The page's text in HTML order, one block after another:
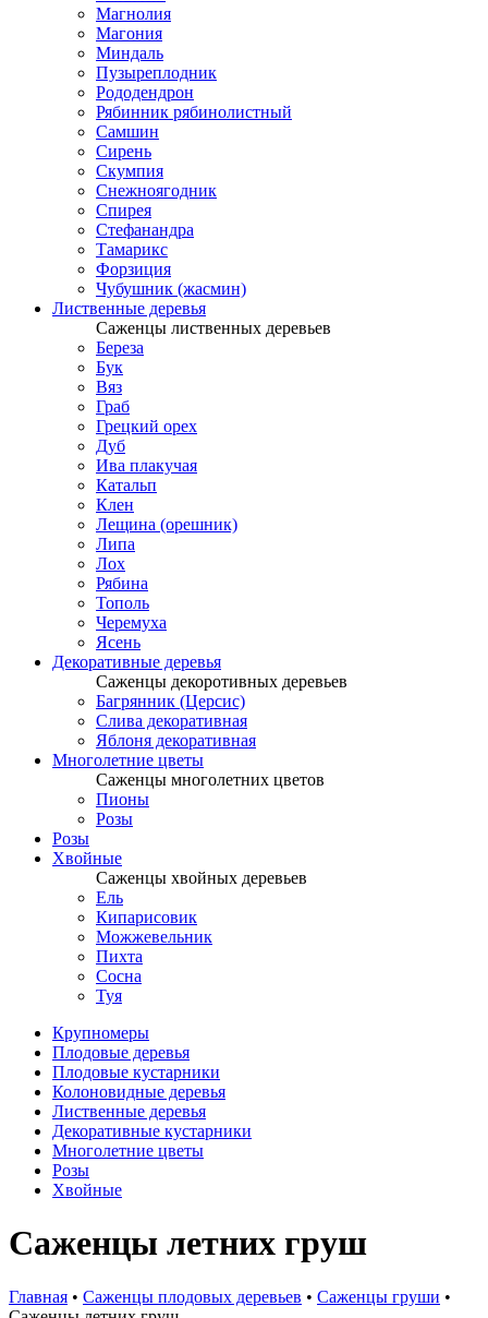
Магнолия
Магония
Миндаль
Пузыреплодник
Рододендрон
Рябинник рябинолистный
Самшин
Сирень
Скумпия
Снежноягодник
Спирея
Стефанандра
Тамарикс
Форзиция
Чубушник (жасмин)
Лиственные деревья
Саженцы лиственных деревьев
Береза
Бук
Вяз
Граб
Грецкий орех
Дуб
Ива плакучая
Катальп
Клен
Лещина (орешник)
Липа
Лох
Рябина
Тополь
Черемуха
Ясень
Декоративные деревья
Саженцы декоротивных деревьев
Багрянник (Церсис)
Слива декоративная
Яблоня декоративная
Многолетние цветы
Саженцы многолетних цветов
Пионы
Розы
Розы
Хвойные
Саженцы хвойных деревьев
Ель
Кипарисовик
Можжевельник
Пихта
Сосна
Туя
Крупномеры
Плодовые деревья
Плодовые кустарники
Колоновидные деревья
Лиственные деревья
Декоративные кустарники
Многолетние цветы
Розы
Хвойные
Саженцы летних груш
Главная • Саженцы плодовых деревьев • Саженцы груши •